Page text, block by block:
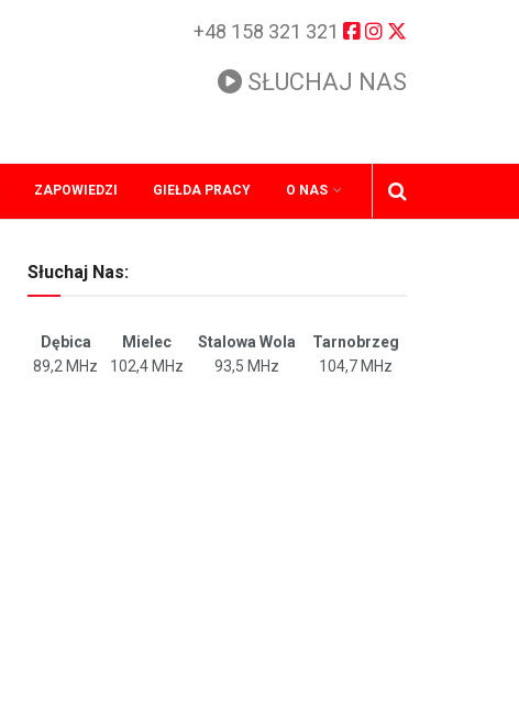
+48 158 321 321
SŁUCHAJ NAS
ZAPOWIEDZI GIEŁDA PRACY O NAS
Słuchaj Nas:
Dębica Mielec Stalowa Wola
Tarnobrzeg
89,2 MHz
102,4 MHz 93,5 MHz 104,7 MHz